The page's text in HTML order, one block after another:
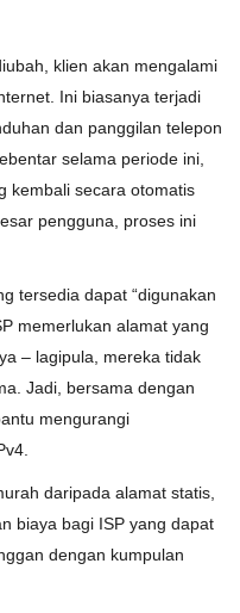
klien akan mengalami
Ini biasanya terjadi
dan panggilan telepon
selama periode ini,
kembali secara otomatis
pengguna, proses ini
tersedia dapat “digunakan
memerlukan alamat yang
– lagipula, mereka tidak
Jadi, bersama dengan
mengurangi
daripada alamat statis,
biaya bagi ISP yang dapat
dengan kumpulan